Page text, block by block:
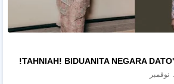
TAHNIAH! BIDUANITA NEGARA